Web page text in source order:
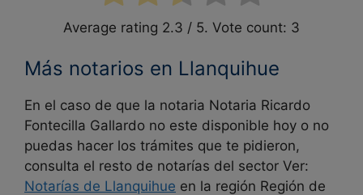
Average rating 2.3 / 5. Vote count: 3
Más notarios en Llanquihue
En el caso de que la notaria Notaria Ricardo
Fontecilla Gallardo no este disponible hoy o no
puedas hacer los trámites que te pidieron,
consulta el resto de notarías del sector Ver:
Notarías de Llanquihue en la región Región de